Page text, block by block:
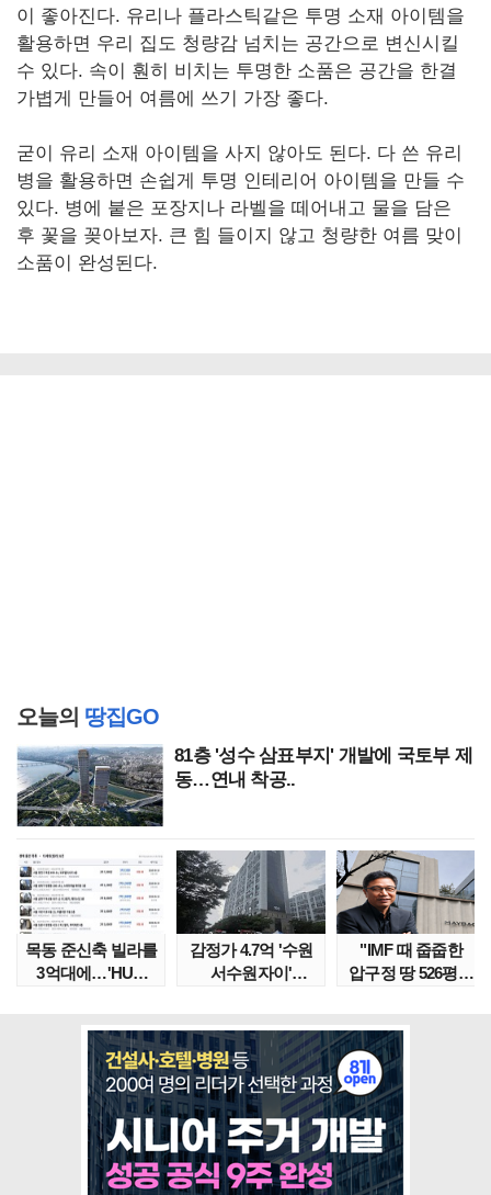
이 좋아진다. 유리나 플라스틱같은 투명 소재 아이템을
활용하면 우리 집도 청량감 넘치는 공간으로 변신시킬
수 있다. 속이 훤히 비치는 투명한 소품은 공간을 한결
가볍게 만들어 여름에 쓰기 가장 좋다.
굳이 유리 소재 아이템을 사지 않아도 된다. 다 쓴 유리
병을 활용하면 손쉽게 투명 인테리어 아이템을 만들 수
있다. 병에 붙은 포장지나 라벨을 떼어내고 물을 담은
후 꽃을 꽂아보자. 큰 힘 들이지 않고 청량한 여름 맞이
소품이 완성된다.
오늘의 땅집GO
81층 '성수 삼표부지' 개발에 국토부 제
동…연내 착공..
목동 준신축 빌라를
3억대에…'HUG
감정가 4.7억 '수원
서수원자이'
"IMF 때 줍줍한
압구정 땅 526평의